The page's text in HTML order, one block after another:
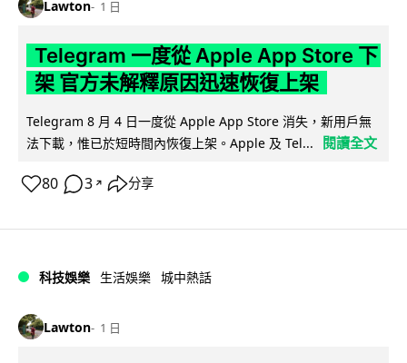
Lawton 1 日
Telegram 一度從 Apple App Store 下
架 官方未解釋原因迅速恢復上架
Telegram 8 月 4 日一度從 Apple App Store 消失，新用戶無
法下載，惟已於短時間內恢復上架。Apple 及 Tel...
閱讀全文
80 3 ↗ 分享
科技娛樂 生活娛樂 城中熱話
Lawton 1 日